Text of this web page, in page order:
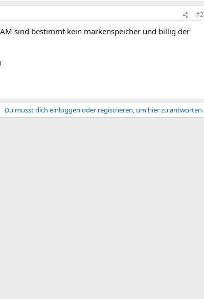
#2
sind bestimmt kein markenspeicher und billig der
Du musst dich einloggen oder registrieren, um hier zu antworten.